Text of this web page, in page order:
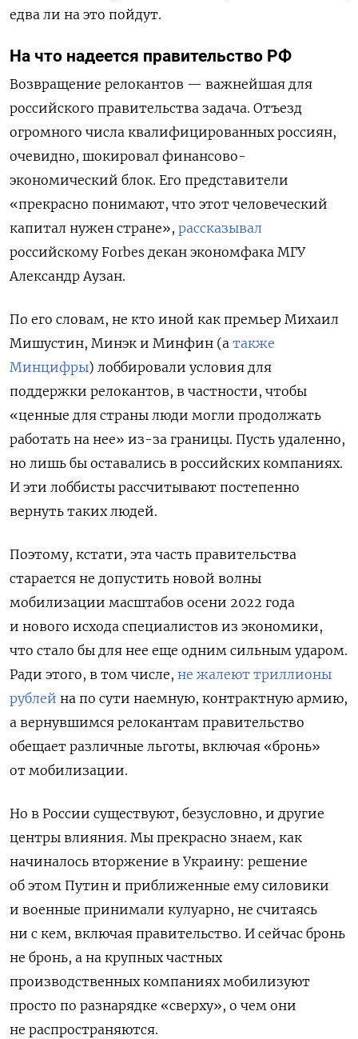
едва ли на это пойдут.
На что надеется правительство РФ
Возвращение релокантов — важнейшая для
российского правительства задача. Отъезд
огромного числа квалифицированных россиян,
очевидно, шокировал финансово-
экономический блок. Его представители
«прекрасно понимают, что этот человеческий
капитал нужен стране», рассказывал
российскому Forbes декан экономфака МГУ
Александр Аузан.
По его словам, не кто иной как премьер Михаил
Мишустин, Минэк и Минфин (а также
Минцифры) лоббировали условия для
поддержки релокантов, в частности, чтобы
«ценные для страны люди могли продолжать
работать на нее» из-за границы. Пусть удаленно,
но лишь бы оставались в российских компаниях.
И эти лоббисты рассчитывают постепенно
вернуть таких людей.
Поэтому, кстати, эта часть правительства
старается не допустить новой волны
мобилизации масштабов осени 2022 года
и нового исхода специалистов из экономики,
что стало бы для нее еще одним сильным ударом.
Ради этого, в том числе, не жалеют триллионы
рублей на по сути наемную, контрактную армию,
а вернувшимся релокантам правительство
обещает различные льготы, включая «бронь»
от мобилизации.
Но в России существуют, безусловно, и другие
центры влияния. Мы прекрасно знаем, как
начиналось вторжение в Украину: решение
об этом Путин и приближенные ему силовики
и военные принимали кулуарно, не считаясь
ни с кем, включая правительство. И сейчас бронь
не бронь, а на крупных частных
производственных компаниях мобилизуют
просто по разнарядке «сверху», о чем они
не распространяются.